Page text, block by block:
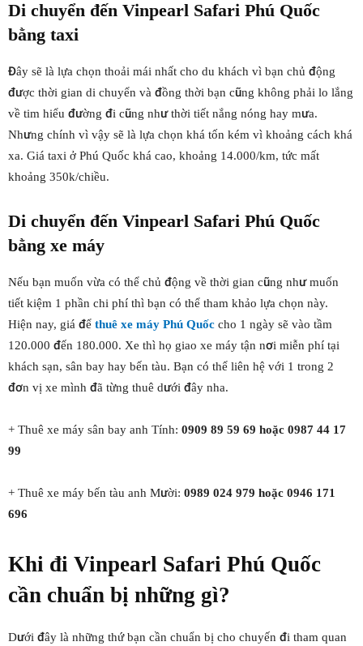
Di chuyển đến Vinpearl Safari Phú Quốc
bằng taxi
Đây sẽ là lựa chọn thoải mái nhất cho du khách vì bạn chủ động
được thời gian di chuyển và đồng thời bạn cũng không phải lo lắng
về tim hiểu đường đi cũng như thời tiết nắng nóng hay mưa.
Nhưng chính vì vậy sẽ là lựa chọn khá tốn kém vì khoảng cách khá
xa. Giá taxi ở Phú Quốc khá cao, khoảng 14.000/km, tức mất
khoảng 350k/chiều.
Di chuyển đến Vinpearl Safari Phú Quốc
bằng xe máy
Nếu bạn muốn vừa có thể chủ động về thời gian cũng như muốn
tiết kiệm 1 phần chi phí thì bạn có thể tham khảo lựa chọn này.
Hiện nay, giá để thuê xe máy Phú Quốc cho 1 ngày sẽ vào tầm
120.000 đến 180.000. Xe thì họ giao xe máy tận nơi miễn phí tại
khách sạn, sân bay hay bến tàu. Bạn có thể liên hệ với 1 trong 2
đơn vị xe mình đã từng thuê dưới đây nha.
+ Thuê xe máy sân bay anh Tính: 0909 89 59 69 hoặc 0987 44 17
99
+ Thuê xe máy bến tàu anh Mười: 0989 024 979 hoặc 0946 171
696
Khi đi Vinpearl Safari Phú Quốc
cần chuẩn bị những gì?
Dưới đây là những thứ bạn cần chuẩn bị cho chuyến đi tham quan